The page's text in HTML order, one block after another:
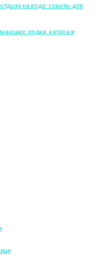
на воде: советы для
лодки, катера и